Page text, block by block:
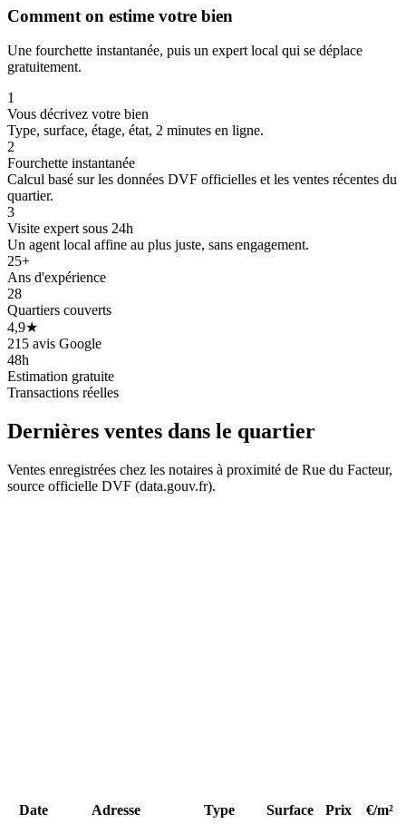
Comment on estime votre bien
Une fourchette instantanée, puis un expert local qui se déplace
gratuitement.
1
Vous décrivez votre bien
Type, surface, étage, état, 2 minutes en ligne.
2
Fourchette instantanée
Calcul basé sur les données DVF officielles et les ventes récentes du
quartier.
3
Visite expert sous 24h
Un agent local affine au plus juste, sans engagement.
25+
Ans d'expérience
28
Quartiers couverts
4,9★
215 avis Google
48h
Estimation gratuite
Transactions réelles
Dernières ventes dans le quartier
Ventes enregistrées chez les notaires à proximité de Rue du Facteur,
source officielle DVF (data.gouv.fr).
60 k€
224 k€
99 k€
Date Adresse Type Surface Prix
€/m²